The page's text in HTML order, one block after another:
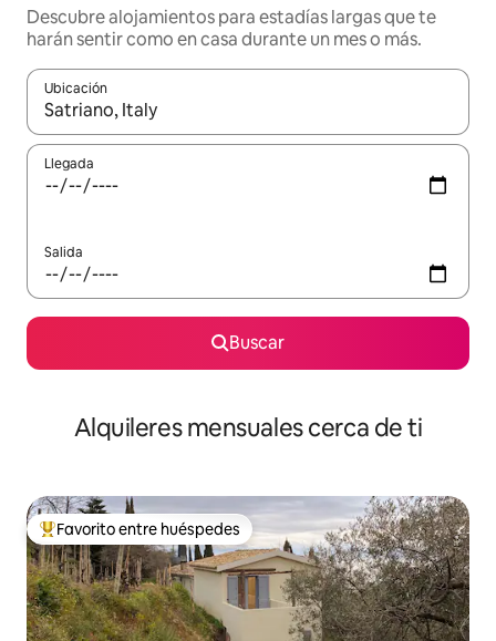
Descubre alojamientos para estadías largas que te
harán sentir como en casa durante un mes o más.
Ubicación
Cuando los resultados estén disponibles, navega con las
Llegada
Salida
Buscar
Alquileres mensuales cerca de ti
Favorito entre huéspedes preferido
Favorito entre huéspedes